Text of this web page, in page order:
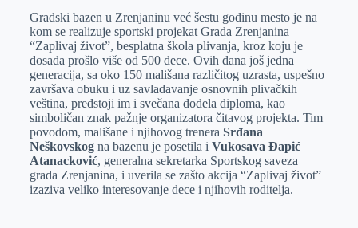
e
r
I
n
s
A
p
p
a
i
l
Gradski bazen u Zrenjaninu već šestu godinu mesto je na
kom se realizuje sportski projekat Grada Zrenjanina
“Zaplivaj život”, besplatna škola plivanja, kroz koju je
dosada prošlo više od 500 dece. Ovih dana još jedna
generacija, sa oko 150 mališana različitog uzrasta, uspešno
završava obuku i uz savladavanje osnovnih plivačkih
veština, predstoji im i svečana dodela diploma, kao
simboličan znak pažnje organizatora čitavog projekta. Tim
povodom, mališane i njihovog trenera Srđana
Neškovskogna bazenu je posetila i Vukosava Đapić
Atanacković, generalna sekretarka Sportskog saveza
grada Zrenjanina, i uverila se zašto akcija “Zaplivaj život”
izaziva veliko interesovanje dece i njihovih roditelja.